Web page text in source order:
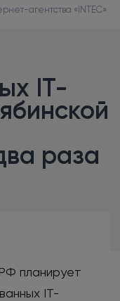
агентства «INTEC»
IT-
раза
планирует
IT-